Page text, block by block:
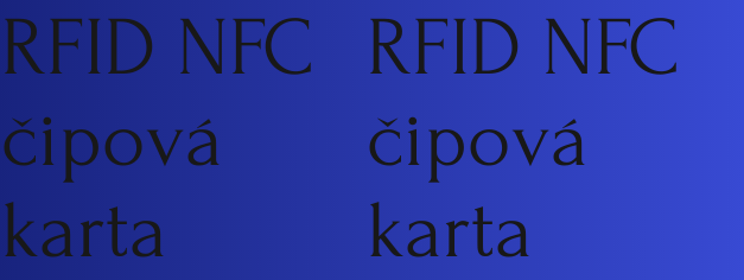
RFID NFC
čipová
karta
RFID NFC
čipová
karta